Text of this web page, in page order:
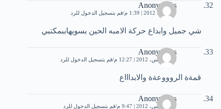
Anonymous
30 يوليو، 2012 | 1:39 م قم بتسجيل الدخول للرد
شي جميل وابداع حركة الامبه الحين بسويهاببمكتبي
Anonymous
5 أغسطس، 2012 | 12:27 م قم بتسجيل الدخول للرد
قمةة الروووعةة والابداااع
Anonymous
5 أغسطس، 2012 | 9:47 م قم بتسجيل الدخول للرد